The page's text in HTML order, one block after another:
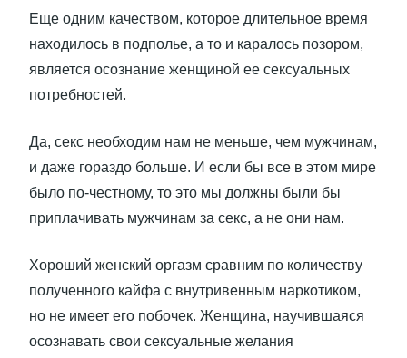
Еще одним качеством, которое длительное время
находилось в подполье, а то и каралось позором,
является осознание женщиной ее сексуальных
потребностей.
Да, секс необходим нам не меньше, чем мужчинам,
и даже гораздо больше. И если бы все в этом мире
было по-честному, то это мы должны были бы
приплачивать мужчинам за секс, а не они нам.
Хороший женский оргазм сравним по количеству
полученного кайфа с внутривенным наркотиком,
но не имеет его побочек. Женщина, научившаяся
осознавать свои сексуальные желания